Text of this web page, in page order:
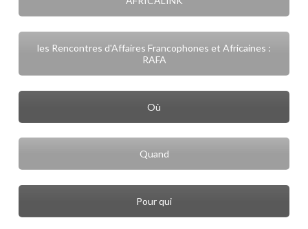
les Rencontres d'Affaires Francophones et Africaines :
RAFA
Où
Quand
Pour qui